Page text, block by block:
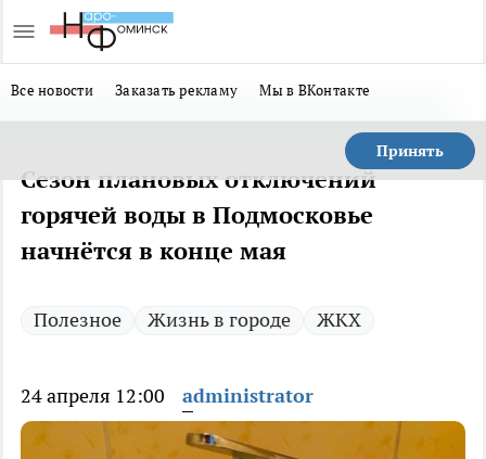
Все новости Заказать рекламу Мы в ВКонтакте
Принять
Сезон плановых отключений
горячей воды в Подмосковье
начнётся в конце мая
Полезное Жизнь в городе ЖКХ
24 апреля 12:00 administrator